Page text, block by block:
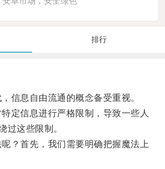
排行
息自由流通的概念备受重视。
信息进行严格限制，导致一些人
过这些限制。
首先，我们需要明确把握魔法上